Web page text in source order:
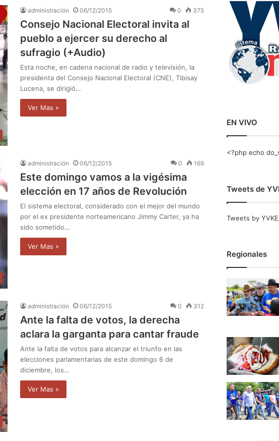
administración 06/12/2015 0 375
Consejo Nacional Electoral invita al
pueblo a ejercer su derecho al
sufragio (+Audio)
Esta noche, en cadena nacional de radio y televisión, la
presidenta del Consejo Nacional Electoral (CNE), Tibisay
Lucena, se dirigió…
Ver Mas »
administración 06/12/2015 0 169
Este domingo vamos a la vigésima
elección en 17 años de Revolución
El sistema electoral, considerado con el mejor del mundo
por el ex presidente norteamericano Jimmy Carter, ya ha
sido sometido…
Ver Mas »
administración 06/12/2015 0 312
Ante la falta de votos, la derecha
aclara la garganta para cantar fraude
Ante la falta de votos para alcanzar el triunfo en las
elecciones parlamentarias de este domingo 6 de
diciembre, los…
Ver Mas »
EN VIVO
<?php echo
Tweets de
Tweets by
Regionales